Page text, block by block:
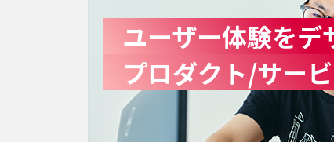
ユーザー体験をデ
プロダクト/サー